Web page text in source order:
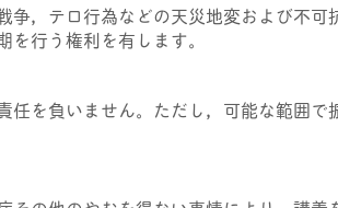
争，テロ行為などの天災地変および不
行う権利を有します。
任を負いません。ただし，可能な範囲で